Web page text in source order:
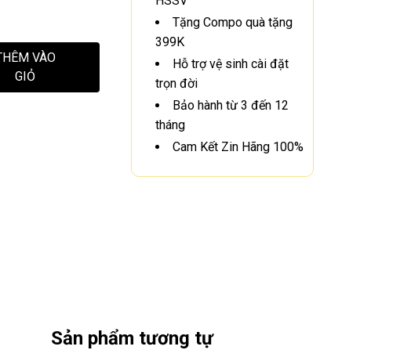
VÀO
GIỎ
Tặng Compo quà tặng
399K
Hỗ trợ vệ sinh cài đặt
trọn đời
Bảo hành từ 3 đến 12
tháng
Cam Kết Zin Hãng 100%
Sản phẩm tương tự